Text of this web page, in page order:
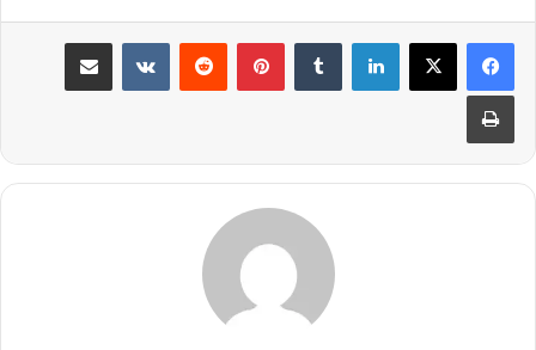
لينكدإن بينتيريست مشاركة عبر البريد
طباعة